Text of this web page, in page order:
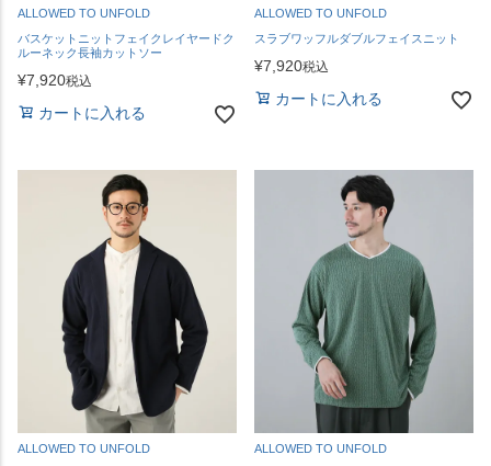
ALLOWED TO UNFOLD
バスケットニットフェイクレイヤードク
ルーネック長袖カットソー
¥7,920税込
カートに入れる
ALLOWED TO UNFOLD
スラブワッフルダブルフェイスニット
¥7,920税込
カートに入れる
ALLOWED TO UNFOLD
ALLOWED TO UNFOLD